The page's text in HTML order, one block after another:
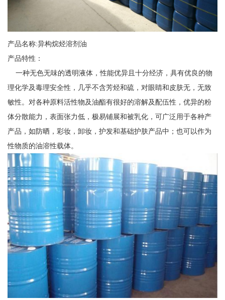
产品名称:异构烷烃溶剂油
产品特性：
一种无色无味的透明液体，性能优异且十分经济，具有优良的物
理化学及毒理安全性，几乎不含芳烃和硫，对眼睛和皮肤无，无致
敏性。对各种原料活性物及油酯有很好的溶解及配伍性，优异的粉
体分散能力，表面张力低，极易铺展和被乳化，可广泛用于各种产
产品，如防晒，彩妆，卸妆，护发和基础护肤产品中；也可以作为
性物质的油溶性载体。